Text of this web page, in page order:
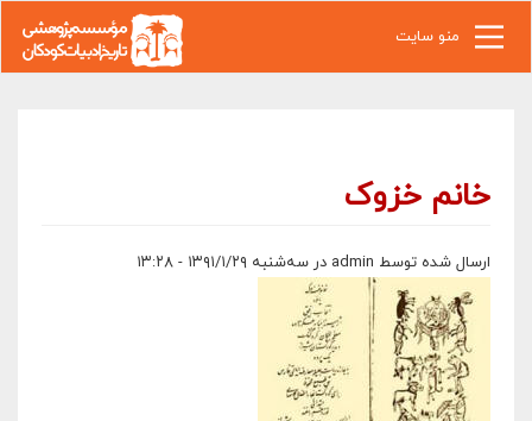
منو سایت
خانم خزوک
ارسال شده توسط admin در سه‌شنبه ۱۳۹۱/۱/۲۹ - ۱۳:۲۸